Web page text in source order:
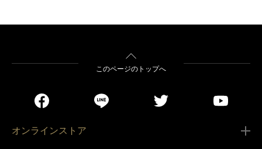
このページのトップへ
オンラインストア